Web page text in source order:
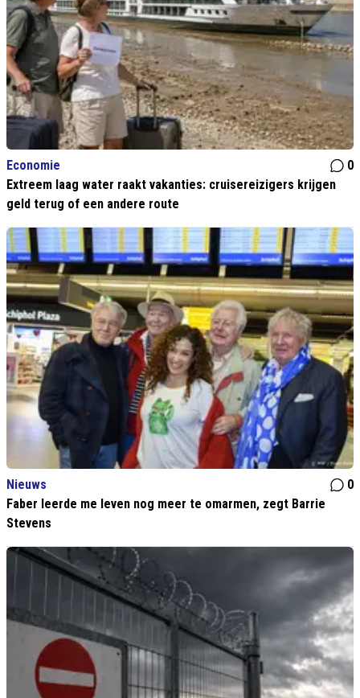
Economie
0
Extreem laag water raakt vakanties: cruisereizigers krijgen
geld terug of een andere route
Nieuws
0
Faber leerde me leven nog meer te omarmen, zegt Barrie
Stevens